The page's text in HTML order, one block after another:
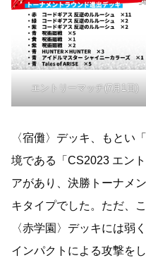
エントリーマッチ(7月1日)
〈宿儺〉デッキ、もとい
境である「CS2023 エン
アがあり、決勝トーナメ
キタイプでした。ただ、
〈赤学園〉デッキには弱
インパクトによる攻撃を